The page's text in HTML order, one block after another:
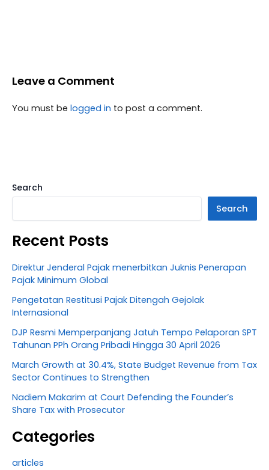
Leave a Comment
You must be logged in to post a comment.
Search
Search
Recent Posts
Direktur Jenderal Pajak menerbitkan Juknis Penerapan
Pajak Minimum Global
Pengetatan Restitusi Pajak Ditengah Gejolak
Internasional
DJP Resmi Memperpanjang Jatuh Tempo Pelaporan SPT
Tahunan PPh Orang Pribadi Hingga 30 April 2026
March Growth at 30.4%, State Budget Revenue from Tax
Sector Continues to Strengthen
Nadiem Makarim at Court Defending the Founder’s
Share Tax with Prosecutor
Categories
articles